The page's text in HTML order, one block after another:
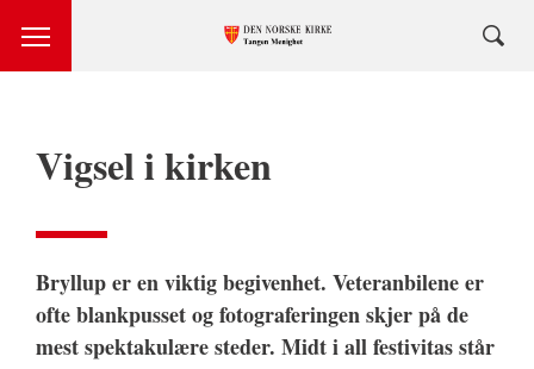
Vigsel i kirken
Bryllup er en viktig begivenhet. Veteranbilene er
ofte blankpusset og fotograferingen skjer på de
mest spektakulære steder. Midt i all festivitas står